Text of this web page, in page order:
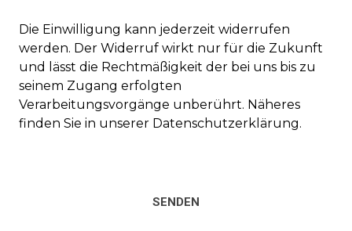
Die Einwilligung kann jederzeit widerrufen
werden. Der Widerruf wirkt nur für die Zukunft
und lässt die Rechtmäßigkeit der bei uns bis zu
seinem Zugang erfolgten
Verarbeitungsvorgänge unberührt. Näheres
finden Sie in unserer Datenschutzerklärung.
SENDEN